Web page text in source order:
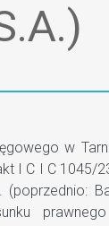
w
I C I C 1045/
(poprzednio: